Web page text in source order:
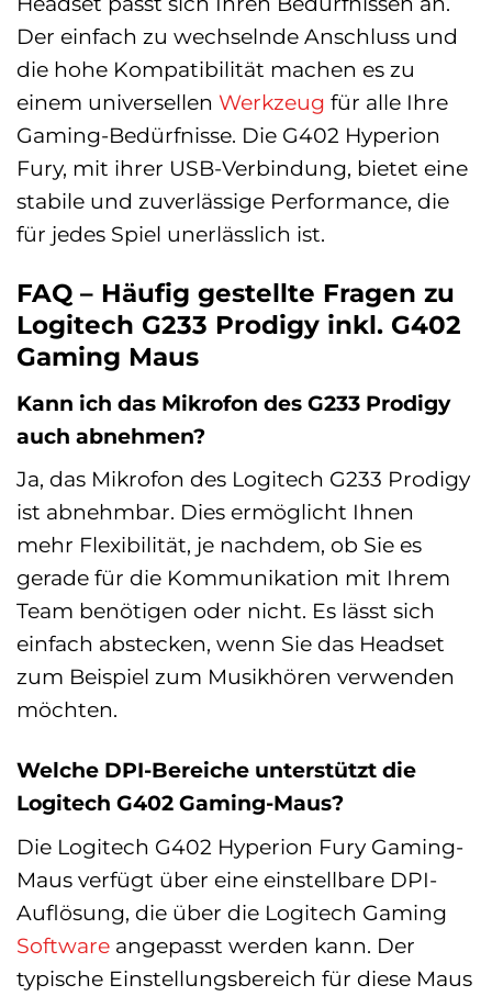
Der einfach zu wechselnde Anschluss und
die hohe Kompatibilität machen es zu
einem universellen Werkzeug für alle Ihre
Gaming-Bedürfnisse. Die G402 Hyperion
Fury, mit ihrer USB-Verbindung, bietet eine
stabile und zuverlässige Performance, die
für jedes Spiel unerlässlich ist.
FAQ – Häufig gestellte Fragen zu
Logitech G233 Prodigy inkl. G402
Gaming Maus
Kann ich das Mikrofon des G233 Prodigy
auch abnehmen?
Ja, das Mikrofon des Logitech G233 Prodigy
ist abnehmbar. Dies ermöglicht Ihnen
mehr Flexibilität, je nachdem, ob Sie es
gerade für die Kommunikation mit Ihrem
Team benötigen oder nicht. Es lässt sich
einfach abstecken, wenn Sie das Headset
zum Beispiel zum Musikhören verwenden
möchten.
Welche DPI-Bereiche unterstützt die
Logitech G402 Gaming-Maus?
Die Logitech G402 Hyperion Fury Gaming-
Maus verfügt über eine einstellbare DPI-
Auflösung, die über die Logitech Gaming
Software angepasst werden kann. Der
typische Einstellungsbereich für diese Maus